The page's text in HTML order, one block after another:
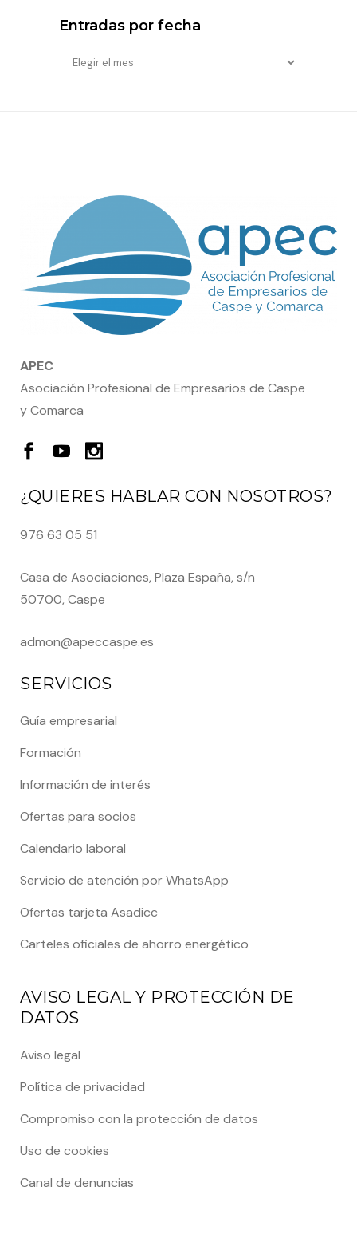
Entradas por fecha
Entradas
APEC
Asociación Profesional de Empresarios de Caspe
y Comarca
¿QUIERES HABLAR CON NOSOTROS?
976 63 05 51
Casa de Asociaciones, Plaza España, s/n
50700, Caspe
admon@apeccaspe.es
SERVICIOS
Guía empresarial
Formación
Información de interés
Ofertas para socios
Calendario laboral
Servicio de atención por WhatsApp
Ofertas tarjeta Asadicc
Carteles oficiales de ahorro energético
AVISO LEGAL Y PROTECCIÓN DE
DATOS
Aviso legal
Política de privacidad
Compromiso con la protección de datos
Uso de cookies
Canal de denuncias